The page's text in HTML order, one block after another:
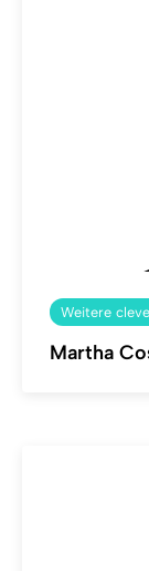
Weitere
Martha